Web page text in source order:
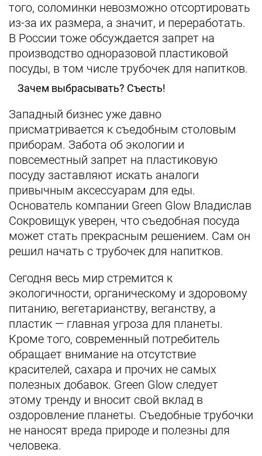
того, соломинки невозможно отсортировать
из-за их размера, а значит, и переработать.
В России тоже обсуждается запрет на
производство одноразовой пластиковой
посуды, в том числе трубочек для напитков.
Зачем выбрасывать? Съесть!
Западный бизнес уже давно
присматривается к съедобным столовым
приборам. Забота об экологии и
повсеместный запрет на пластиковую
посуду заставляют искать аналоги
привычным аксессуарам для еды.
Основатель компании Green Glow Владислав
Сокровищук уверен, что съедобная посуда
может стать прекрасным решением. Сам он
решил начать с трубочек для напитков.
Сегодня весь мир стремится к
экологичности, органическому и здоровому
питанию, вегетарианству, веганству, а
пластик — главная угроза для планеты.
Кроме того, современный потребитель
обращает внимание на отсутствие
красителей, сахара и прочих не самых
полезных добавок. Green Glow следует
этому тренду и вносит свой вклад в
оздоровление планеты. Съедобные трубочки
не наносят вреда природе и полезны для
человека.